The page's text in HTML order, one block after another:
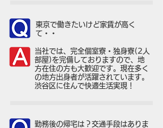
東京で働きたいけど家賃が高く
て・・
当社では、完全個室寮・独身寮(2人
部屋)を完備しておりますので、地
方在住の方も大歓迎です。現在多く
の地方出身者が活躍されています。
渋谷区に住んで快適生活実現！
勤務後の帰宅は？交通手段はありま